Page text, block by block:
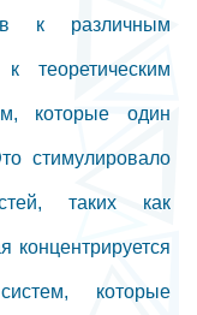
к различным
теоретическим
которые один
стимулировало
таких как
концентрируется
которые